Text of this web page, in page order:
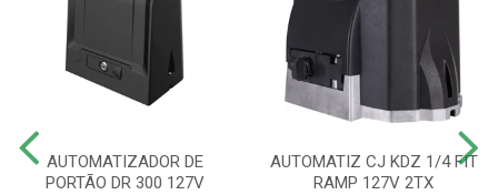
AUTOMATIZADOR DE
PORTÃO DR 300 127V
AUTOMATIZ CJ KDZ 1/4 FIT
RAMP 127V 2TX